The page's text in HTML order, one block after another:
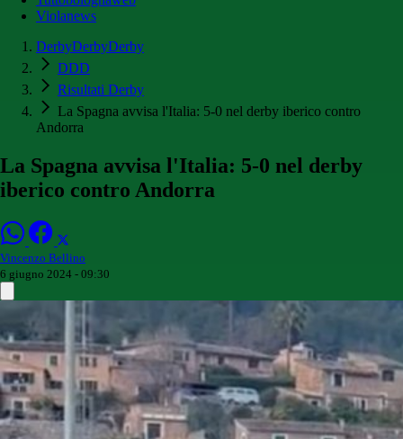
Violanews
DerbyDerbyDerby
DDD
Risultati Derby
La Spagna avvisa l'Italia: 5-0 nel derby iberico contro
Andorra
La Spagna avvisa l'Italia: 5-0 nel derby
iberico contro Andorra
Vincenzo Bellino
6 giugno 2024 - 09:30